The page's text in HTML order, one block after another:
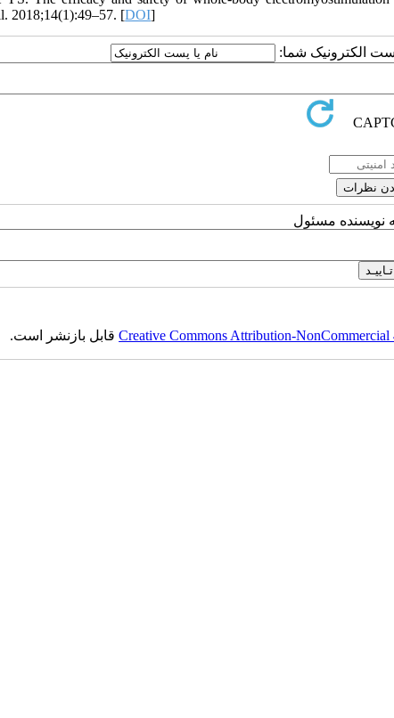
2018;14(1):49–57. [DOI]
الکترونیک شما:
نویسنده مسئول
Creative Commons Attribution-NonCommercialقابل بازنشر است.